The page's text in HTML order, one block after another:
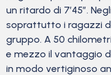
un ritardo di 7’45”.
soprattutto i ragazzi
gruppo. A 50
e mezzo il vantaggio
in modo vertiginoso